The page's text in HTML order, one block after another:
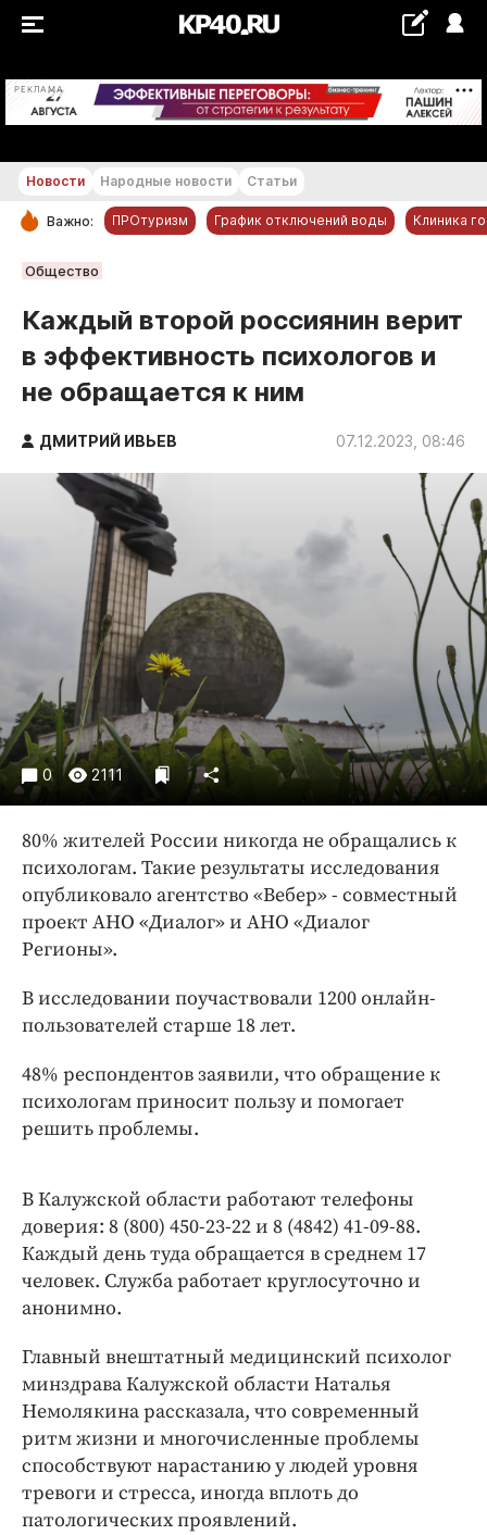
РЕКЛАМА +28...+29 °С
РУБРИКИ
Обнинск
Новости компаний
Статьи
Народные новости
Авто и транспорт
Благоустройство
Криминал
Культура
Недвижимость и ЖКХ
Образование
Общество
Погода
Праздники
Происшествия
Спорт
Экономика и бизнес
ПРОЕКТЫ
Блоги
Издания
Медиаперсона
Клиника года
Работодатель года
Новости Народные новости Статьи
Важно: ПРОтуризм График отключений воды Клиника
Общество
Каждый второй россиянин верит
в эффективность психологов и
не обращается к ним
ДМИТРИЙ ИВЬЕВ 07.12.2023, 08:46
0 2111
80% жителей России никогда не обращались к
психологам. Такие результаты исследования
опубликовало агентство «Вебер» - совместный
проект АНО «Диалог» и АНО «Диалог
Регионы».
В исследовании поучаствовали 1200 онлайн-
пользователей старше 18 лет.
48% респондентов заявили, что обращение к
психологам приносит пользу и помогает
решить проблемы.
В Калужской области работают телефоны
доверия: 8 (800) 450-23-22 и 8 (4842) 41-09-88.
Каждый день туда обращается в среднем 17
человек. Служба работает круглосуточно и
анонимно.
Главный внештатный медицинский психолог
минздрава Калужской области Наталья
Немолякина рассказала, что современный
ритм жизни и многочисленные проблемы
способствуют нарастанию у людей уровня
тревоги и стресса, иногда вплоть до
патологических проявлений.